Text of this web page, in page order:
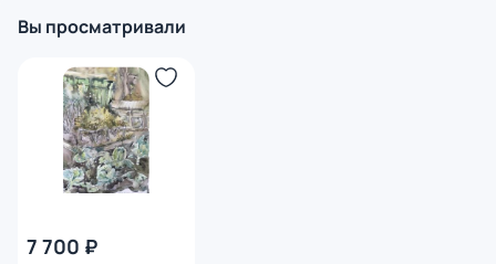
Вы просматривали
7 700 ₽